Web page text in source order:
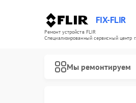
FIX-FLIR
Ремонт устройств FLIR
Специализированный cервисный центр г.
Мы ремонтируем